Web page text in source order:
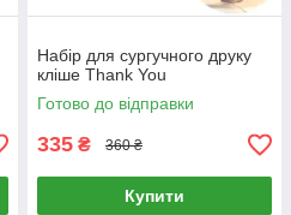
Набір для сургучного друку
кліше Thank You
Готово до відправки
335 ₴ 360 ₴
Купити